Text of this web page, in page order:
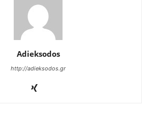
Adieksodos
http://adieksodos.gr